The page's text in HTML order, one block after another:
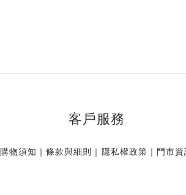
客戶服務
購物須知 ｜條款與細則 ｜ 隱私權政策 ｜ 門市